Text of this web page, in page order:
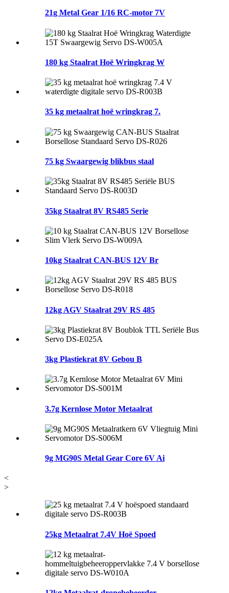
21g Metal Gear 1/16 RC-motor 7V
180 kg Staalrat Hoë Wringkrag W
35 kg metaalrat hoë wringkrag 7.
75 kg Swaargewig blikbus staal
35kg Staalrat 8V RS485 Serie
10kg Staalrat CAN-BUS 12V Br
12kg AGV Staalrat 29V RS 485
3kg Plastiekrat 8V Gebou B
3.7g Kernlose Motor Metaalrat
9g MG90S Metal Gear Core 6V Ai
<
>
25kg Metaalrat 7.4V Hoë Spoed